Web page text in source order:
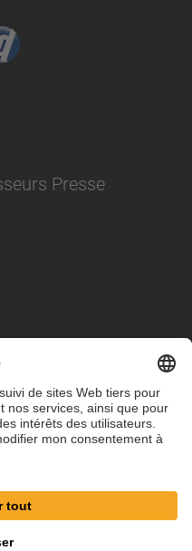
Presse